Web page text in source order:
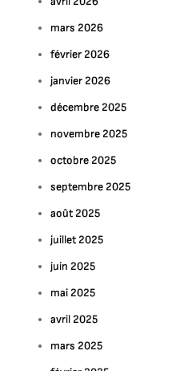
mars 2026
février 2026
janvier 2026
décembre 2025
novembre 2025
octobre 2025
septembre 2025
août 2025
juillet 2025
juin 2025
mai 2025
avril 2025
mars 2025